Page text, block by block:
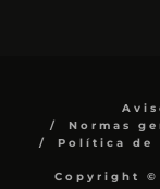
Normas
Política de
Copyright ©